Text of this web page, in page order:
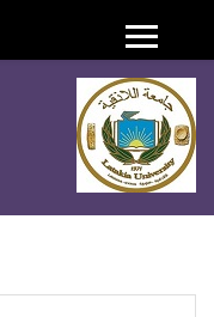
تخطي إلى المحتوى الرئيسي
واجهة جانبية